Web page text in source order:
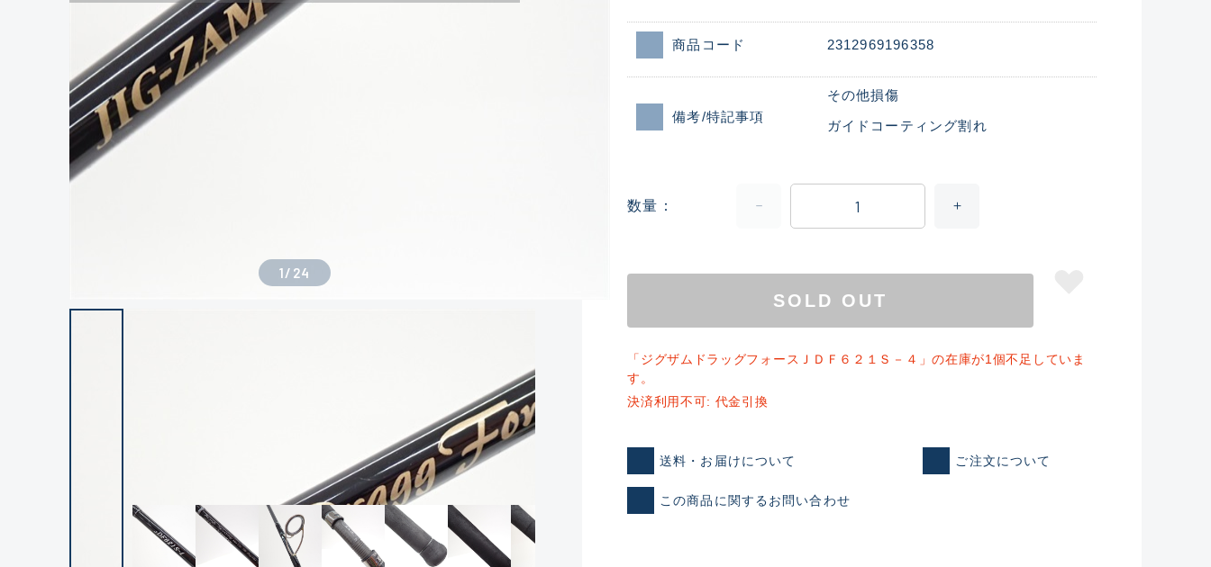
ランクとは？
良
新古品（メーカー問屋から仕入れた未使用
1/ 24
商品コード 2312969196358
備考/特記事項
その他損傷
ガイドコーティング割れ
数量
SOLD OUT
「ジグザムドラッグフォースＪＤＦ６２１Ｓ－４」の在庫が1個不足していま
す。
決済利用不可: 代金引換
送料・お届けについて ご注文について
この商品に関するお問い合わせ